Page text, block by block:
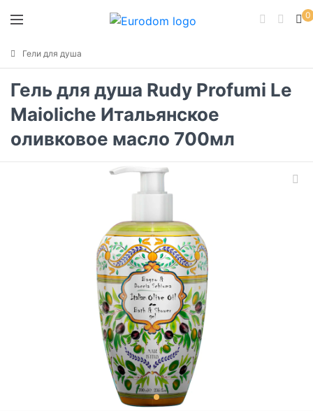
0
Гели для душа
Гель для душа Rudy Profumi Le
Maioliche Итальянское
оливковое масло 700мл